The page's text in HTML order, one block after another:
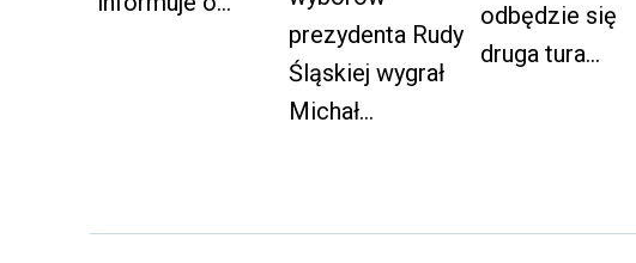
benzo(a)pirenu
prezydenta Rudy
Śląskiej wygrał
Michał
70,45%.
odbędzie się
druga tura